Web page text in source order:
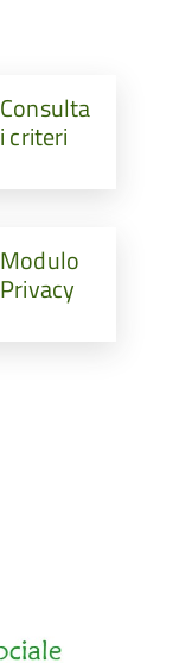
Consulta
i criteri
Modulo
Privacy